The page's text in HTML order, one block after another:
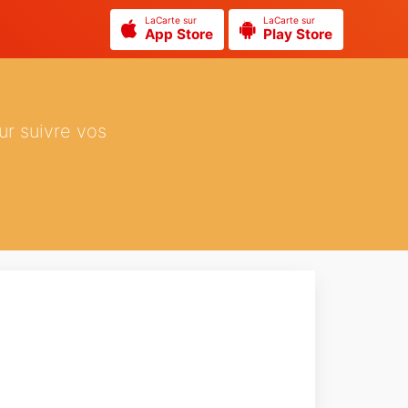
LaCarte sur
App Store
LaCarte sur
Play Store
suivre vos